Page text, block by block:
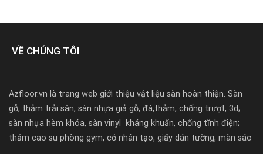
VỀ CHÚNG TÔI
Azfloor.vn là trang web giới thiệu vật liệu sàn hoàn thiện. Sàn
gỗ, thảm trải sàn, sàn nhựa giả gỗ, đá,thảm, chống trượt, 3d;
sàn nhựa hèm khóa, sàn vinyl kháng khuẩn, chống tĩnh điện;
thảm cao su phòng gym, cỏ nhân tạo, giấy dán tường, màn sáo